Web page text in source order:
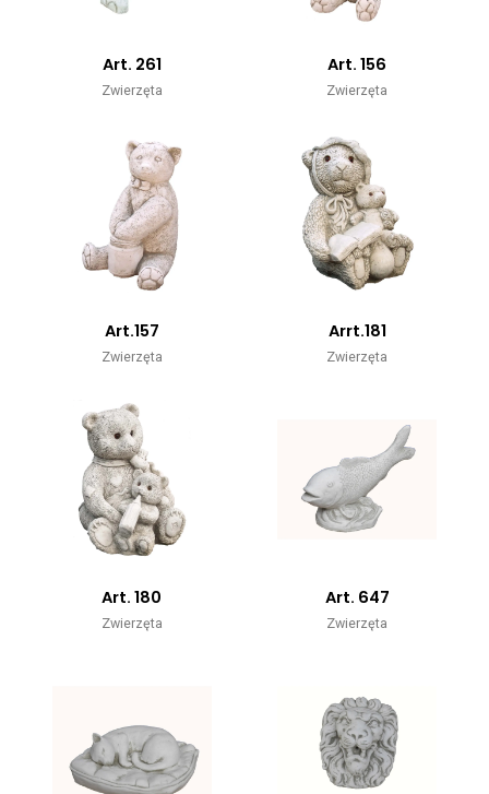
Art. 261
Zwierzęta
Art. 156
Zwierzęta
Art.157
Zwierzęta
Arrt.181
Zwierzęta
Art. 180
Zwierzęta
Art. 647
Zwierzęta